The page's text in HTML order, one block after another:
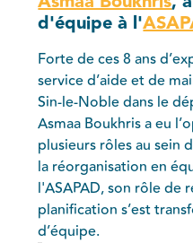
d'équipe à l'
Forte de ces 8 ans
service d’aide et de
Sin-le-Noble dans le
Asmaa Boukhris a eu
plusieurs rôles au sein
la réorganisation en
l'ASAPAD, son rôle de
planification s’est
d’équipe.